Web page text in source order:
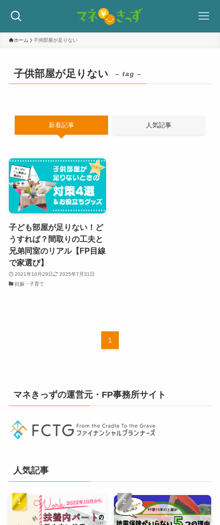
ホーム 子供部屋が足りない
子供部屋が足りない – tag –
新着記事 人気記事
子ども部屋が足りない！ど
うすれば？間取りの工夫と
兄弟同室のリアル【FP目線
で家選び】
2021年10月29日
2025年7月31日
妊娠・子育て
1
マネきっずの運営元・FP事務所サイト
人気記事